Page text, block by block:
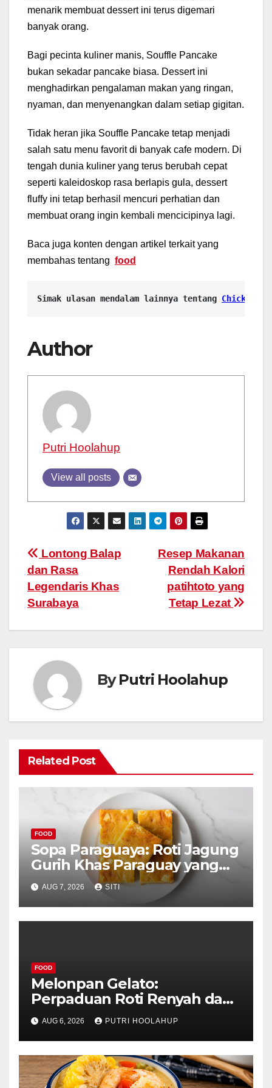
menarik membuat dessert ini terus digemari
banyak orang.
Bagi pecinta kuliner manis, Souffle Pancake
bukan sekadar pancake biasa. Dessert ini
menghadirkan pengalaman makan yang ringan,
nyaman, dan menyenangkan dalam setiap gigitan.
Tidak heran jika Souffle Pancake tetap menjadi
salah satu menu favorit di banyak cafe modern. Di
tengah dunia kuliner yang terus berubah cepat
seperti kaleidoskop rasa berlapis gula, dessert
fluffy ini tetap berhasil mencuri perhatian dan
membuat orang ingin kembali mencicipinya lagi.
Baca juga konten dengan artikel terkait yang
membahas tentang food
Simak ulasan mendalam lainnya tentang Chicken
Author
Putri Hoolahup
View all posts
Post
navigation
Resep Makanan
Rendah Kalori
patihtoto yang
Tetap Lezat
Lontong Balap
dan Rasa
Legendaris Khas
Surabaya
ByPutri Hoolahup
Related Post
FOOD
Sopa Paraguaya: Roti Jagung
Gurih Khas Paraguay yang
Unik
AUG 7, 2026 SITI
FOOD
Melonpan Gelato:
Perpaduan Roti Renyah dan
Es Krim Lembut yang
Menggoda
AUG 6, 2026 PUTRI HOOLAHUP